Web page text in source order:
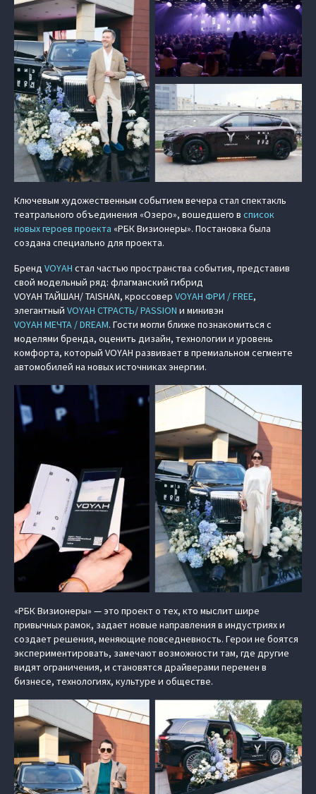
Ключевым художественным событием вечера стал спектакль
театрального объединения «Озеро», вошедшего в список
новых героев проекта «РБК Визионеры». Постановка была
создана специально для проекта.
Бренд VOYAH стал частью пространства события, представив
свой модельный ряд: флагманский гибрид
VOYAH ТАЙШАН/ TAISHAN, кроссовер VOYAH ФРИ / FREE,
элегантный VOYAH СТРАСТЬ/ PASSION и минивэн
VOYAH МЕЧТА / DREAM. Гости могли ближе познакомиться с
моделями бренда, оценить дизайн, технологии и уровень
комфорта, который VOYAH развивает в премиальном сегменте
автомобилей на новых источниках энергии.
«РБК Визионеры» — это проект о тех, кто мыслит шире
привычных рамок, задает новые направления в индустриях и
создает решения, меняющие повседневность. Герои не боятся
экспериментировать, замечают возможности там, где другие
видят ограничения, и становятся драйверами перемен в
бизнесе, технологиях, культуре и обществе.